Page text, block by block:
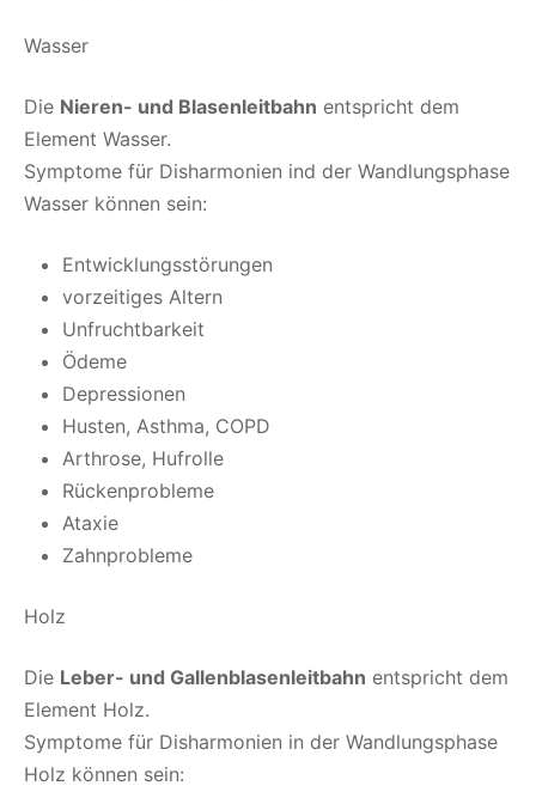
Wasser
Die Nieren- und Blasenleitbahn entspricht dem
Element Wasser.
Symptome für Disharmonien ind der Wandlungsphase
Wasser können sein:
Entwicklungsstörungen
vorzeitiges Altern
Unfruchtbarkeit
Ödeme
Depressionen
Husten, Asthma, COPD
Arthrose, Hufrolle
Rückenprobleme
Ataxie
Zahnprobleme
Holz
Die Leber- und Gallenblasenleitbahn entspricht dem
Element Holz.
Symptome für Disharmonien in der Wandlungsphase
Holz können sein: